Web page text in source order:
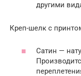
другими
Креп-шелк с
Сатин —